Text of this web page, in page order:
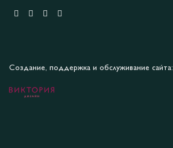
Создание, поддержка и обслуживание сайта: